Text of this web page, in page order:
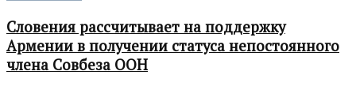
Словения рассчитывает на поддержку
Армении в получении статуса непостоянного
члена Совбеза ООН